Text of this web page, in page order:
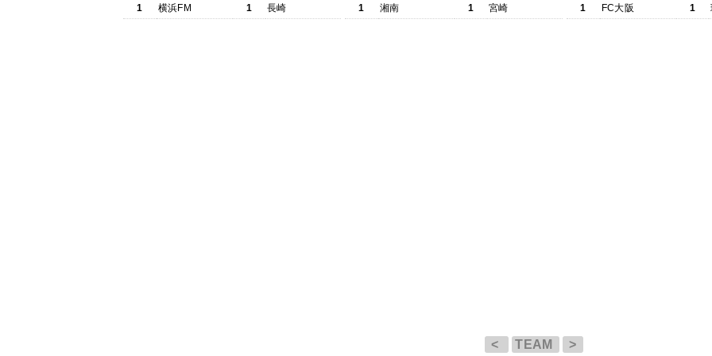
1 横浜FM 1 長崎 1 湘南 1 宮崎 1 FC大阪 1
< TEAM >